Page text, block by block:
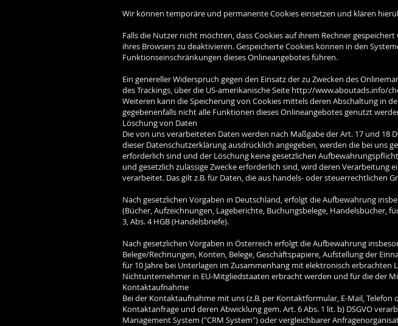
Wir können temporäre und permanente Cookies einsetzen und klären
Falls die Nutzer nicht möchten, dass Cookies auf ihrem Rechner
ihres Browsers zu deaktivieren. Gespeicherte Cookies können in den
Funktionseinschränkungen dieses Onlineangebotes führen.
Ein genereller Widerspruch gegen den Einsatz der zu Zwecken des
des Trackings, über die US-amerikanische Seite http://www.aboutads.info/
Weiteren kann die Speicherung von Cookies mittels deren Abschaltung in
gegebenenfalls nicht alle Funktionen dieses Onlineangebotes genutzt
Löschung von Daten
Die von uns verarbeiteten Daten werden nach Maßgabe der Art. 17 und 18
dieser Datenschutzerklärung ausdrücklich angegeben, werden die bei uns
erforderlich sind und der Löschung keine gesetzlichen
und gesetzlich zulässige Zwecke erforderlich sind, wird deren
verarbeitet. Das gilt z.B. für Daten, die aus handels- oder steuerrechtlichen
Nach gesetzlichen Vorgaben in Deutschland, erfolgt die Aufbewahrung
(Bücher, Aufzeichnungen, Lageberichte, Buchungsbelege, Handelsbücher,
3, Abs. 4 HGB (Handelsbriefe).
Nach gesetzlichen Vorgaben in Österreich erfolgt die Aufbewahrung
Belege/Rechnungen, Konten, Belege, Geschäftspapiere, Aufstellung der
für 10 Jahre bei Unterlagen im Zusammenhang mit elektronisch
Nichtunternehmer in EU-Mitgliedstaaten erbracht werden und für die der
Kontaktaufnahme
Bei der Kontaktaufnahme mit uns (z.B. per Kontaktformular, E-Mail,
Kontaktanfrage und deren Abwicklung gem. Art. 6 Abs. 1 lit. b) DSGVO
Management System ("CRM System") oder vergleichbarer